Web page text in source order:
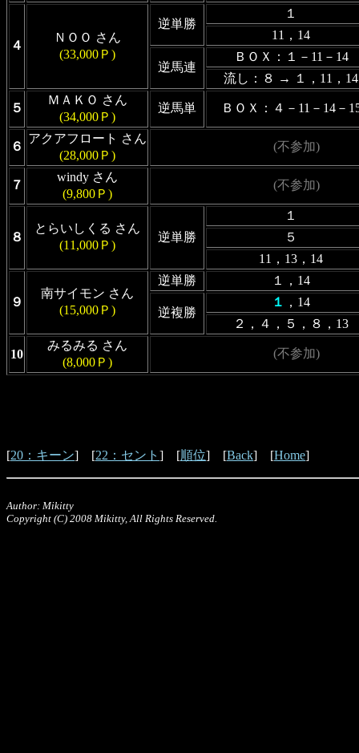
４
ＮＯＯ さん
(33,000Ｐ)
逆単勝
１
11，14
逆馬連
ＢＯＸ：１－11－14
流し：８ → １，11，14
５
ＭＡＫＯ さん
(34,000Ｐ)
逆馬単 ＢＯＸ：４－11－14－
６
アクアフロート さん
(28,000Ｐ)
(不参加)
７
windy さん
(9,800Ｐ)
(不参加)
８
とらいしくる さん
(11,000Ｐ)
逆単勝
１
５
11，13，14
９
南サイモン さん
(15,000Ｐ)
逆単勝 １，14
逆複勝
１ ，14
２，４，５，８，13
10
みるみる さん
(8,000Ｐ)
(不参加)
[20：キーン] [22：セント ] [順位] [Back] [Home]
Author: Mikitty
Copyright (C) 2008 Mikitty, All Rights Reserved.